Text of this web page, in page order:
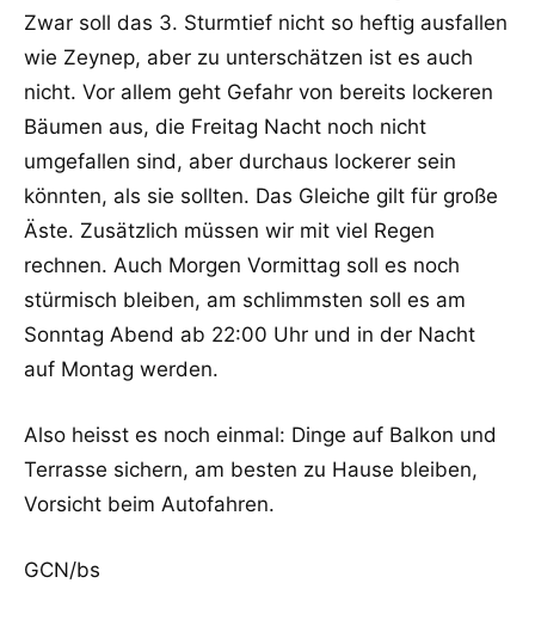
Zwar soll das 3. Sturmtief nicht so heftig ausfallen
wie Zeynep, aber zu unterschätzen ist es auch
nicht. Vor allem geht Gefahr von bereits lockeren
Bäumen aus, die Freitag Nacht noch nicht
umgefallen sind, aber durchaus lockerer sein
könnten, als sie sollten. Das Gleiche gilt für große
Äste. Zusätzlich müssen wir mit viel Regen
rechnen. Auch Morgen Vormittag soll es noch
stürmisch bleiben, am schlimmsten soll es am
Sonntag Abend ab 22:00 Uhr und in der Nacht
auf Montag werden.
Also heisst es noch einmal: Dinge auf Balkon und
Terrasse sichern, am besten zu Hause bleiben,
Vorsicht beim Autofahren.
GCN/bs